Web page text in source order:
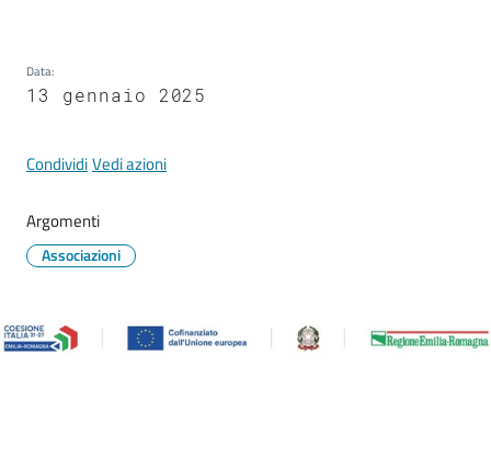
Seguici
Data:
13 gennaio 2025
CondividiVedi azioni
Argomenti
Associazioni